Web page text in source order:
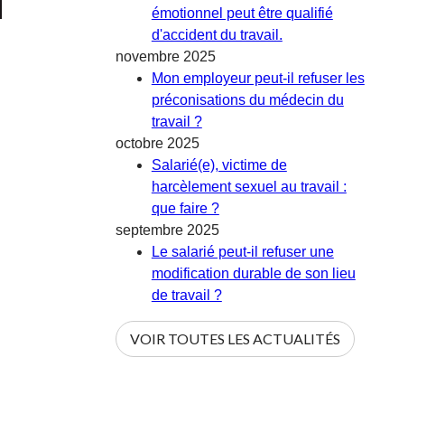
émotionnel peut être qualifié
d'accident du travail.
novembre 2025
Mon employeur peut-il refuser les
préconisations du médecin du
travail ?
octobre 2025
Salarié(e), victime de
harcèlement sexuel au travail :
que faire ?
septembre 2025
Le salarié peut-il refuser une
modification durable de son lieu
de travail ?
VOIR TOUTES LES ACTUALITÉS